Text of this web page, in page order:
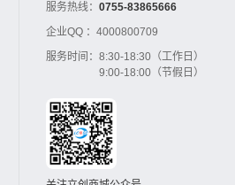
服务热线： 0755-83865666
企业QQ ： 4000800709
服务时间： 8:30-18:30（工作日）
9:00-18:00（节假日）